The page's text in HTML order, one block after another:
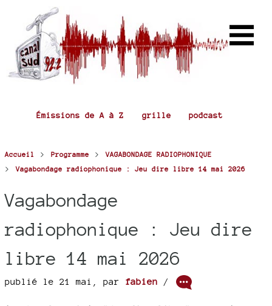
Émissions de A à Z grille podcast
Accueil > Programme >VAGABONDAGE RADIOPHONIQUE
>Vagabondage radiophonique : Jeu dire libre 14 mai 2026
Vagabondage
radiophonique : Jeu dire
libre 14 mai 2026
publié le 21 mai par fabien /